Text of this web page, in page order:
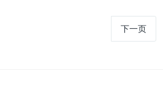
下一页